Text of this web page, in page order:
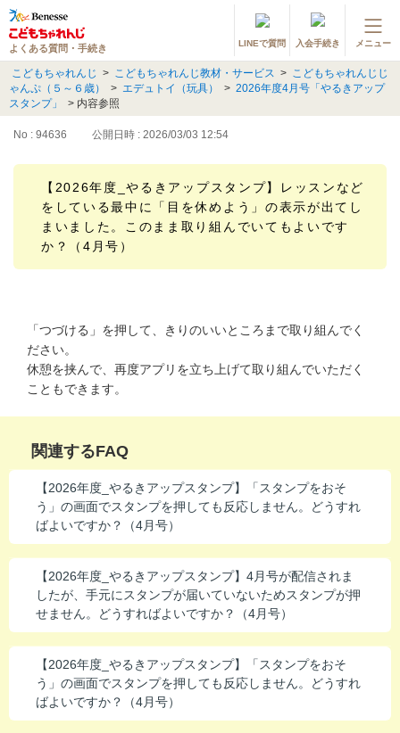
よくある質問・手続き LINEで質問 入会手続き メニュー
登録情報の変更・各種お手続き
会員ページへログイン
お客様サポート(手続き・照会)
よくある質問・お問い合わせ
カテゴリーから探す
お問い合わせ窓口
進研ゼミ 小学講座
進研ゼミ 中学講座
進研ゼミ 高校講座
こどもちゃれんじのご紹介はこちら
会員サイトはこちら
こどもちゃれんじ > こどもちゃれんじ教材・サービス > こどもちゃれんじじ
ゃんぷ（５～６歳）
> エデュトイ（玩具） > 2026年度4月号「やるきアップ
スタンプ」
> 内容参照
No : 94636 公開日時 : 2026/03/03 12:54
【2026年度_やるきアップスタンプ】レッスンなど
をしている最中に「目を休めよう」の表示が出てし
まいました。このまま取り組んでいてもよいです
か？（4月号）
「つづける」を押して、きりのいいところまで取り組んでく
ださい。
休憩を挟んで、再度アプリを立ち上げて取り組んでいただく
こともできます。
関連するFAQ
【2026年度_やるきアップスタンプ】「スタンプをおそ
う」の画面でスタンプを押しても反応しません。どうすれ
ばよいですか？（4月号）
【2026年度_やるきアップスタンプ】4月号が配信されま
したが、手元にスタンプが届いていないためスタンプが押
せません。どうすればよいですか？（4月号）
【2026年度_やるきアップスタンプ】「スタンプをおそ
う」の画面でスタンプを押しても反応しません。どうすれ
ばよいですか？（4月号）